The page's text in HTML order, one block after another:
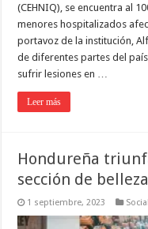
(CEHNIQ), se encuentra al
menores hospitalizados
portavoz de la institución,
de diferentes partes del
sufrir lesiones en …
Leer más
Hondureña
sección de
1 septiembre, 2023